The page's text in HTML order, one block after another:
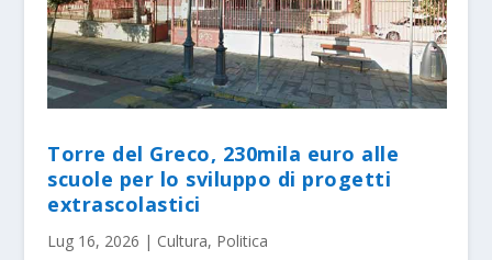
Torre del Greco, 230mila euro alle
scuole per lo sviluppo di progetti
extrascolastici
Lug 16, 2026 | Cultura, Politica